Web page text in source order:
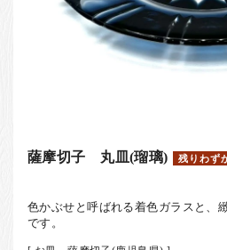
薩摩切子 丸皿(瑠璃) 残りわず
色かぶせと呼ばれる着色ガラスと、
です。